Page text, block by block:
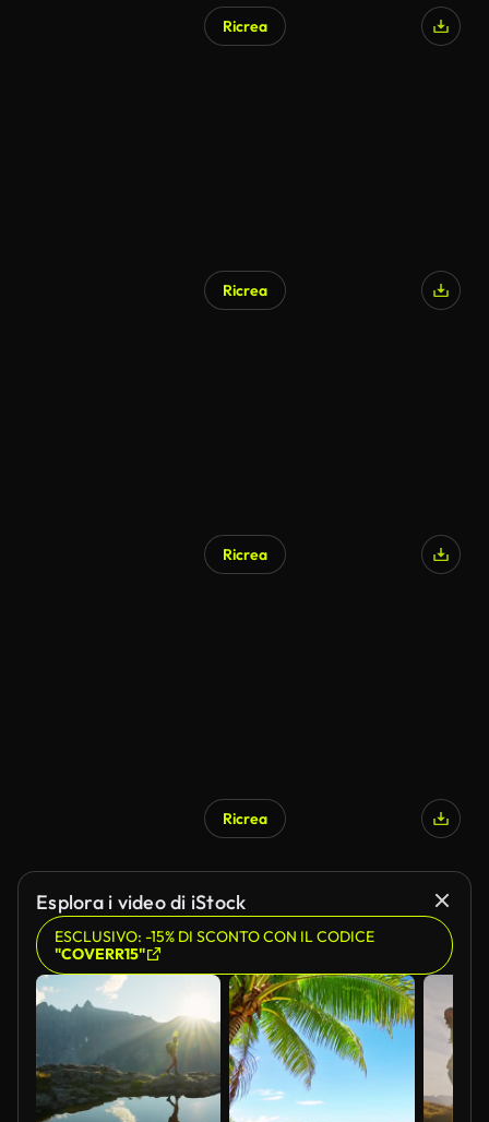
Ricrea
Ricrea
Ricrea
Ricrea
Esplora i video di iStock
ESCLUSIVO: -15% DI SCONTO CON IL CODICE
"COVERR15"